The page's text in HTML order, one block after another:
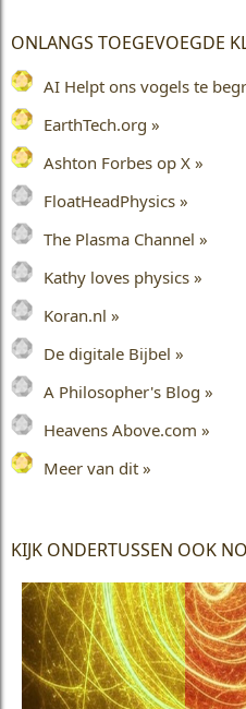
ONLANGS TOEGEVOEGDE
AI Helpt ons vogels te
EarthTech.org »
Ashton Forbes op X »
FloatHeadPhysics »
The Plasma Channel »
Kathy loves physics »
Koran.nl »
De digitale Bijbel »
A Philosopher's Blog »
Heavens Above.com »
Meer van dit »
KIJK ONDERTUSSEN OOK